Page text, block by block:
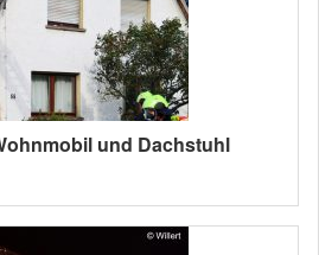
und Dachstuhl